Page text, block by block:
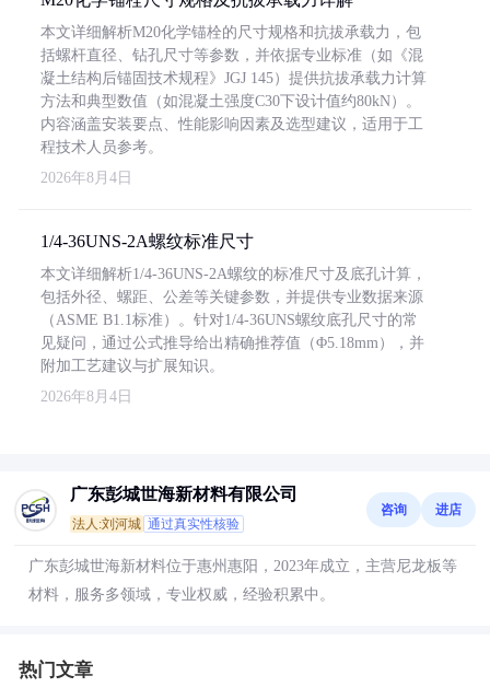
本文详细解析M20化学锚栓的尺寸规格和抗拔承载力，包
括螺杆直径、钻孔尺寸等参数，并依据专业标准（如《混
凝土结构后锚固技术规程》JGJ 145）提供抗拔承载力计算
方法和典型数值（如混凝土强度C30下设计值约80kN）。
内容涵盖安装要点、性能影响因素及选型建议，适用于工
程技术人员参考。
2026年8月4日
1/4-36UNS-2A螺纹标准尺寸
本文详细解析1/4-36UNS-2A螺纹的标准尺寸及底孔计算，
包括外径、螺距、公差等关键参数，并提供专业数据来源
（ASME B1.1标准）。针对1/4-36UNS螺纹底孔尺寸的常
见疑问，通过公式推导给出精确推荐值（Φ5.18mm），并
附加工艺建议与扩展知识。
2026年8月4日
广东彭城世海新材料有限公司
法人:刘河城 通过真实性核验
咨询 进店
广东彭城世海新材料位于惠州惠阳，2023年成立，主营尼龙板等
材料，服务多领域，专业权威，经验积累中。
热门文章